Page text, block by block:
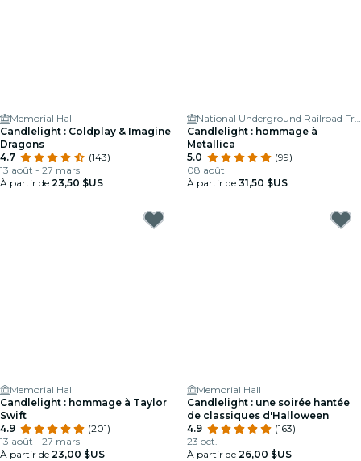
Memorial Hall
Candlelight : Coldplay & Imagine
Dragons
4.7
(143)
13 août - 27 mars
À partir de 23,50 $US
National Underground Railroad Freedom Center
Candlelight : hommage à
Metallica
5.0
(99)
08 août
À partir de 31,50 $US
Memorial Hall
Candlelight : hommage à Taylor
Swift
4.9
(201)
13 août - 27 mars
À partir de 23,00 $US
Memorial Hall
Candlelight : une soirée hantée
de classiques d'Halloween
4.9
(163)
23 oct.
À partir de 26,00 $US